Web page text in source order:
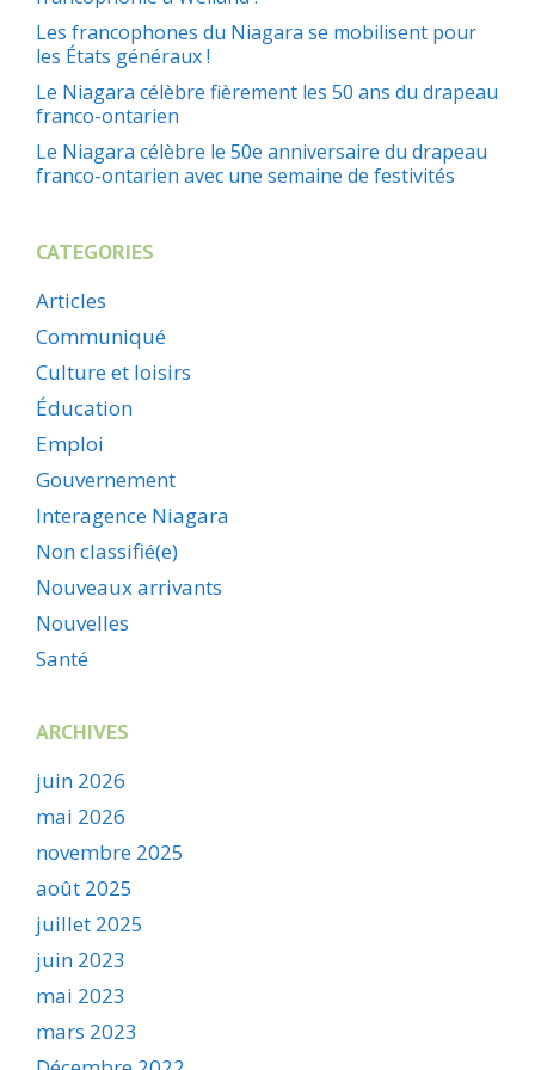
Les francophones du Niagara se mobilisent pour
les États généraux !
Le Niagara célèbre fièrement les 50 ans du drapeau
franco-ontarien
Le Niagara célèbre le 50e anniversaire du drapeau
franco-ontarien avec une semaine de festivités
CATEGORIES
Articles
Communiqué
Culture et loisirs
Éducation
Emploi
Gouvernement
Interagence Niagara
Non classifié(e)
Nouveaux arrivants
Nouvelles
Santé
ARCHIVES
juin 2026
mai 2026
novembre 2025
août 2025
juillet 2025
juin 2023
mai 2023
mars 2023